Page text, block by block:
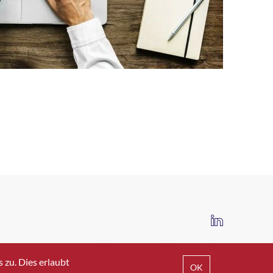
IMPRESSUM DATENSCHUTZ AGB
zu. Dies erlaubt OK